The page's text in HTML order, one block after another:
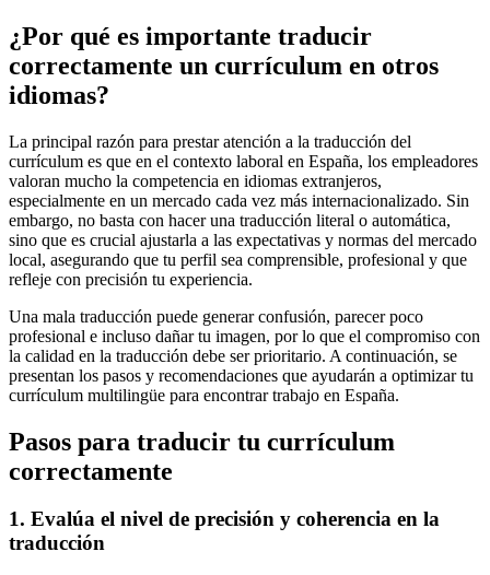
¿Por qué es importante traducir
correctamente un currículum en otros
idiomas?
La principal razón para prestar atención a la traducción del
currículum es que en el contexto laboral en España, los empleadores
valoran mucho la competencia en idiomas extranjeros,
especialmente en un mercado cada vez más internacionalizado. Sin
embargo, no basta con hacer una traducción literal o automática,
sino que es crucial ajustarla a las expectativas y normas del mercado
local, asegurando que tu perfil sea comprensible, profesional y que
refleje con precisión tu experiencia.
Una mala traducción puede generar confusión, parecer poco
profesional e incluso dañar tu imagen, por lo que el compromiso con
la calidad en la traducción debe ser prioritario. A continuación, se
presentan los pasos y recomendaciones que ayudarán a optimizar tu
currículum multilingüe para encontrar trabajo en España.
Pasos para traducir tu currículum
correctamente
1. Evalúa el nivel de precisión y coherencia en la
traducción